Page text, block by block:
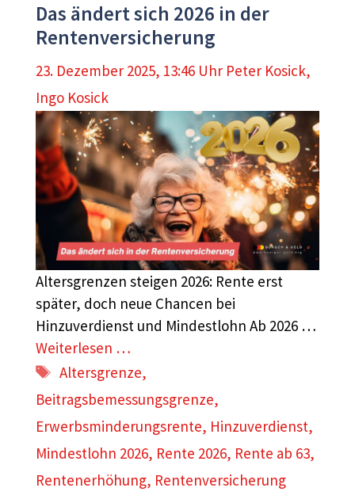
Das ändert sich 2026 in der
Rentenversicherung
23. Dezember 2025, 13:46 Uhr Peter Kosick,
Ingo Kosick
Altersgrenzen steigen 2026: Rente erst
später, doch neue Chancen bei
Hinzuverdienst und Mindestlohn Ab 2026 …
Weiterlesen …
Schlagwörter
Altersgrenze,
Beitragsbemessungsgrenze,
Erwerbsminderungsrente, Hinzuverdienst,
Mindestlohn 2026, Rente 2026, Rente ab 63,
Rentenerhöhung, Rentenversicherung